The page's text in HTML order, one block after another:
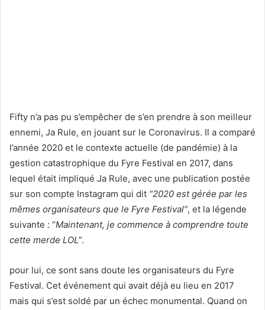
Fifty n’a pas pu s’empêcher de s’en prendre à son meilleur
ennemi, Ja Rule, en jouant sur le Coronavirus. Il a comparé
l’année 2020 et le contexte actuelle (de pandémie) à la
gestion catastrophique du Fyre Festival en 2017, dans
lequel était impliqué Ja Rule, avec une publication postée
sur son compte Instagram qui dit “2020 est gérée par les
mêmes organisateurs que le Fyre Festival”, et la légende
suivante : “Maintenant, je commence à comprendre toute
cette merde LOL”.
pour lui, ce sont sans doute les organisateurs du Fyre
Festival. Cet événement qui avait déjà eu lieu en 2017
mais qui s’est soldé par un échec monumental. Quand on